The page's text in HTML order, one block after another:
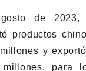
de 2023,
productos
y
para